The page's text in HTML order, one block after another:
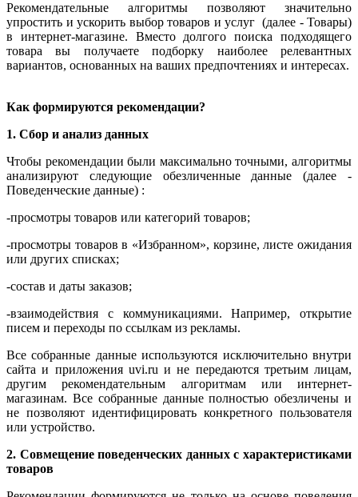
Рекомендательные алгоритмы позволяют значительно
упростить и ускорить выбор товаров и услуг (далее - Товары)
в интернет-магазине. Вместо долгого поиска подходящего
товара вы получаете подборку наиболее релевантных
вариантов, основанных на ваших предпочтениях и интересах.
Как формируются рекомендации?
1. Сбор и анализ данных
Чтобы рекомендации были максимально точными, алгоритмы
анализируют следующие обезличенные данные (далее -
Поведенческие данные) :
-просмотры товаров или категорий товаров;
-просмотры товаров в «Избранном», корзине, листе ожидания
или других списках;
-состав и даты заказов;
-взаимодействия с коммуникациями. Например, открытие
писем и переходы по ссылкам из рекламы.
Все собранные данные используются исключительно внутри
сайта и приложения uvi.ru и не передаются третьим лицам,
другим рекомендательным алгоритмам или интернет-
магазинам. Все собранные данные полностью обезличены и
не позволяют идентифицировать конкретного пользователя
или устройство.
2. Совмещение поведенческих данных с характеристиками
товаров